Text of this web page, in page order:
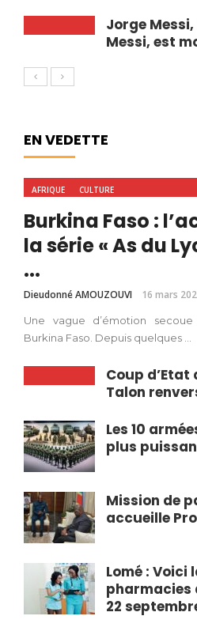
Jorge Messi,
Messi, est
EN VEDETTE
AFRIQUE CULTURE
Burkina Faso :
la série « As du
...
Dieudonné AMOUZOUVI 16 mars
Une vague d’émotion
Burkina Faso. Depuis quelques ...
Coup d’Etat
Talon
Les 10
plus
Mission de
accueille
Lomé : Voici
pharmacies
22